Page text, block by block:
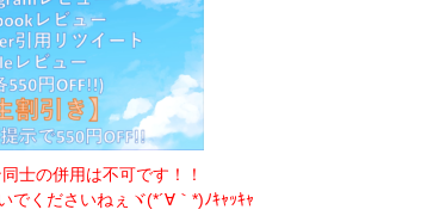
士の併用は不可です！！
でくださいねぇヾ(*´∀｀*)ﾉｷｬｯｷｬ